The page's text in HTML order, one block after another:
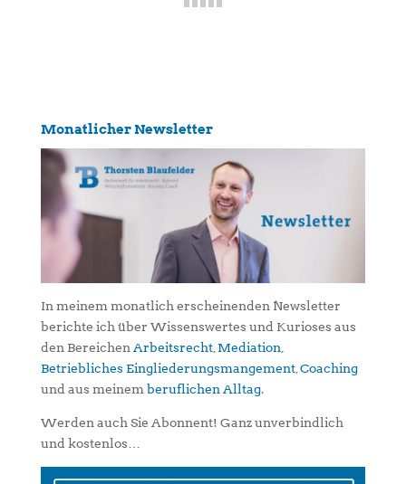
Monatlicher Newsletter
In meinem monatlich erscheinenden Newsletter
berichte ich über Wissenswertes und Kurioses aus
den Bereichen Arbeitsrecht, Mediation
Betriebliches Eingliederungsmangement, Coaching
und aus meinem beruflichen Alltag.
Werden auch Sie Abonnent! Ganz unverbindlich
und kostenlos…